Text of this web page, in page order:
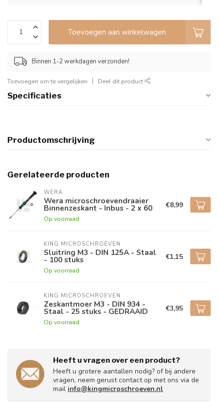
Toevoegen aan winkelwagen
Binnen 1-2 werkdagen verzonden!
Toevoegen om te vergelijken Deel dit product
Specificaties
Productomschrijving
Gerelateerde producten
WERA
Wera microschroevendraaier
Binnenzeskant - Inbus - 2 x 60
Op voorraad
€8,99
KING MICROSCHROEVEN
Sluitring M3 - DIN 125A - Staal
- 100 stuks
Op voorraad
€1,15
KING MICROSCHROEVEN
Zeskantmoer M3 - DIN 934 -
Staal - 25 stuks - GEDRAAID
Op voorraad
€3,95
Heeft u vragen over een product?
Heeft u grotere aantallen nodig? of bij andere
vragen, neem gerust contact op met ons via de
mail info@kingmicroschroeven.nl